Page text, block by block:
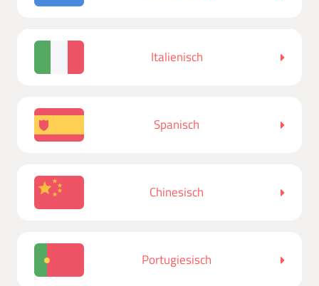
Italienisch
Spanisch
Chinesisch
Portugiesisch